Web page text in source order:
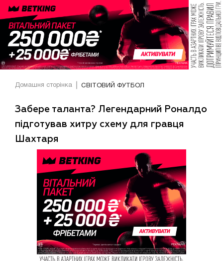
Домашня сторінка СВІТОВИЙ ФУТБОЛ
Забере таланта? Легендарний Роналдо
підготував хитру схему для гравця
Шахтаря